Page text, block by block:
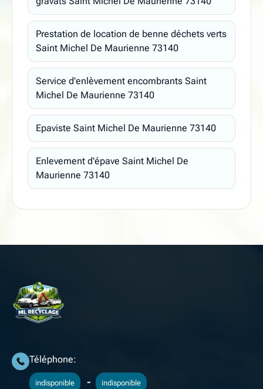
Prestation de location de benne déchets verts
Saint Michel De Maurienne 73140
Service d'enlèvement encombrants Saint
Michel De Maurienne 73140
Epaviste Saint Michel De Maurienne 73140
Enlevement d'épave Saint Michel De
Maurienne 73140
Téléphone:
indisponible - indisponible